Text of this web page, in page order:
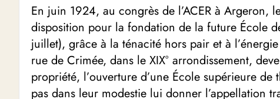
En juin 1924, au congrès de l’ACER à
disposition pour la fondation de la future École
juillet), grâce à la ténacité hors pair et à
rue de Crimée, dans le XIX° arrondissement,
propriété, l’ouverture d’une École supérieure
pas dans leur modestie lui donner l’appellation